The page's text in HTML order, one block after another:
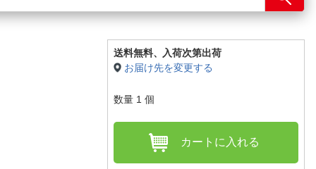
ト取り置き
送料無料、
入荷次第出荷
お届け先を変更する
数量 1 個
カートに入れる